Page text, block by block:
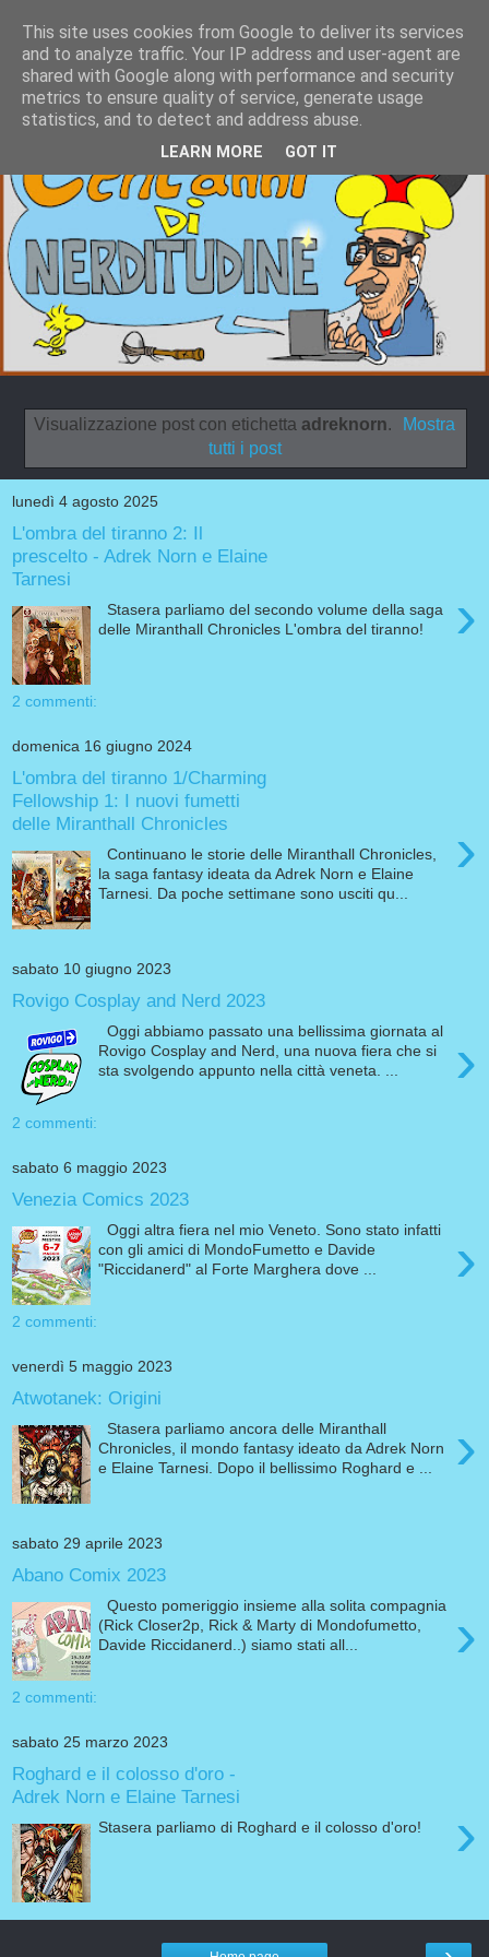
Visualizzazione post con etichetta adreknorn.
Mostra
tutti i post
lunedì 4 agosto 2025
L'ombra del tiranno 2: Il
prescelto - Adrek Norn e Elaine
Tarnesi
›
Stasera parliamo del secondo volume della saga
delle Miranthall Chronicles L'ombra del tiranno!
2 commenti:
domenica 16 giugno 2024
L'ombra del tiranno 1/Charming
Fellowship 1: I nuovi fumetti
delle Miranthall Chronicles
›
Continuano le storie delle Miranthall Chronicles,
la saga fantasy ideata da Adrek Norn e Elaine
Tarnesi. Da poche settimane sono usciti qu...
sabato 10 giugno 2023
Rovigo Cosplay and Nerd 2023
›
Oggi abbiamo passato una bellissima giornata al
Rovigo Cosplay and Nerd, una nuova fiera che si
sta svolgendo appunto nella città veneta. ...
2 commenti:
sabato 6 maggio 2023
Venezia Comics 2023
›
Oggi altra fiera nel mio Veneto. Sono stato infatti
con gli amici di MondoFumetto e Davide
"Riccidanerd" al Forte Marghera dove ...
2 commenti:
venerdì 5 maggio 2023
Atwotanek: Origini
›
Stasera parliamo ancora delle Miranthall
Chronicles, il mondo fantasy ideato da Adrek Norn
e Elaine Tarnesi. Dopo il bellissimo Roghard e ...
sabato 29 aprile 2023
Abano Comix 2023
›
Questo pomeriggio insieme alla solita compagnia
(Rick Closer2p, Rick & Marty di Mondofumetto,
Davide Riccidanerd..) siamo stati all...
2 commenti:
sabato 25 marzo 2023
Roghard e il colosso d'oro -
Adrek Norn e Elaine Tarnesi
›
Stasera parliamo di Roghard e il colosso d'oro!
This site uses cookies from Google to deliver its services
and to analyze traffic. Your IP address and user-agent are
shared with Google along with performance and security
metrics to ensure quality of service, generate usage
statistics, and to detect and address abuse.
LEARN MORE GOT IT